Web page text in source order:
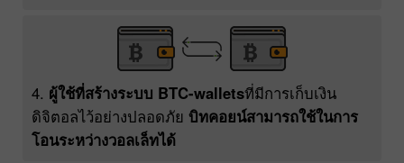
4. ผู้ใช้ที่สร้างระบบ BTC-walletsที่มีการเก็บเงิน
ดิจิตอลไว้อย่างปลอดภัย บิทคอยน์สามารถใช้ในการ
โอนระหว่างวอลเล็ทได้